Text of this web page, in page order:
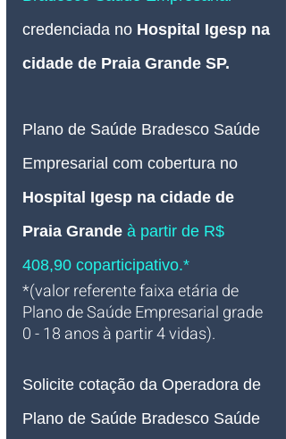
credenciada no Hospital Igesp na
cidade de Praia Grande SP.
Plano de Saúde Bradesco Saúde
Empresarial com cobertura no
Hospital Igesp na cidade de
Praia Grande à partir de R$
408,90 coparticipativo.*
*(valor referente faixa etária de
Plano de Saúde Empresarial grade
0 - 18 anos à partir 4 vidas).
Solicite cotação da Operadora de
Plano de Saúde Bradesco Saúde